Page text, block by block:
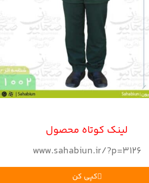
لینک کوتاه محصول
www.sahabiun.ir/?p=3126
کپی کن